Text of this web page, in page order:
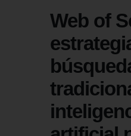
Web of